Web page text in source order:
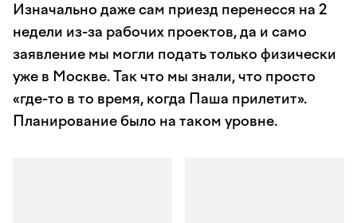
Изначально даже сам приезд перенесся на 2
недели из-за рабочих проектов, да и само
заявление мы могли подать только физически
уже в Москве. Так что мы знали, что просто
«где-то в то время, когда Паша прилетит».
Планирование было на таком уровне.